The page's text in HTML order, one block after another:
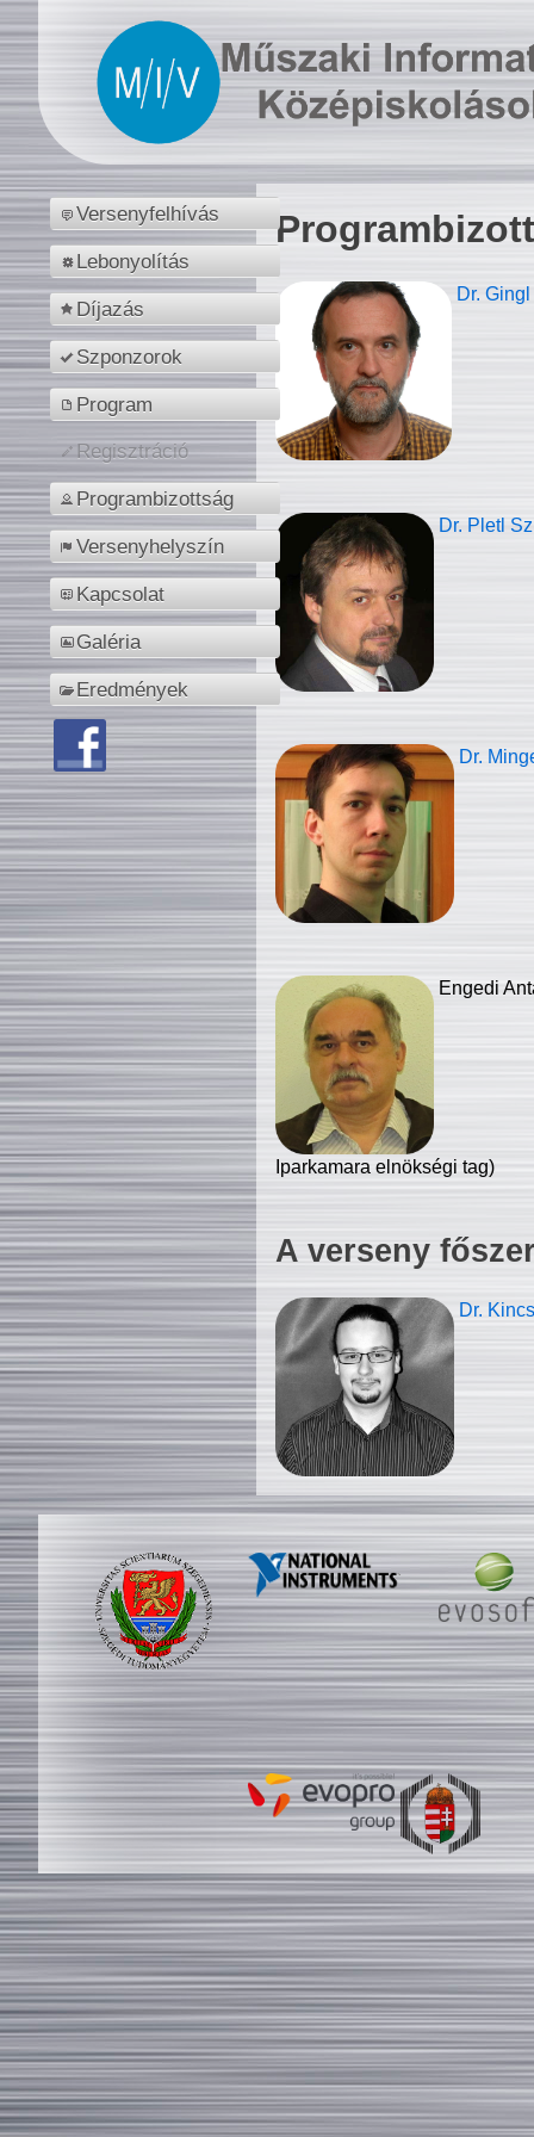
Versenyfelhívás
Lebonyolítás
Díjazás
Szponzorok
Program
Regisztráció
Programbizottság
Versenyhelyszín
Kapcsolat
Galéria
Eredmények
Dr.
Dr. Pletl
Dr.
Engedi
Iparkamara elnökségi tag)
A verseny
Dr.